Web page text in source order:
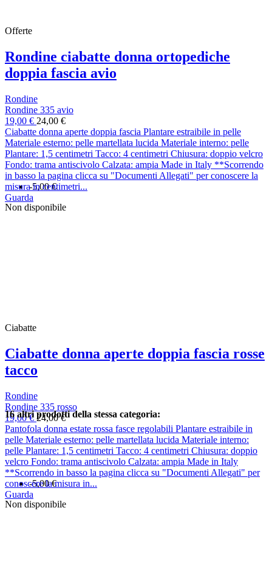
-5,00 €
Non disponibile
Offerte
Rondine ciabatte donna ortopediche
doppia fascia avio
Rondine
Rondine 335 avio
19,00 € 24,00 €
Ciabatte donna aperte doppia fascia Plantare estraibile in pelle
Materiale esterno: pelle martellata lucida Materiale interno: pelle
Plantare: 1,5 centimetri Tacco: 4 centimetri Chiusura: doppio velcro
Fondo: trama antiscivolo Calzata: ampia Made in Italy **Scorrendo
in basso la pagina clicca su "Documenti Allegati" per conoscere la
misura in centimetri...
Guarda
-5,00 €
Non disponibile
Ciabatte
Ciabatte donna aperte doppia fascia rosse
tacco
Rondine
Rondine 335 rosso
19,00 €24,00 €
Pantofola donna estate rossa fasce regolabili Plantare estraibile in
pelle Materiale esterno: pelle martellata lucida Materiale interno:
pelle Plantare: 1,5 centimetri Tacco: 4 centimetri Chiusura: doppio
velcro Fondo: trama antiscivolo Calzata: ampia Made in Italy
**Scorrendo in basso la pagina clicca su "Documenti Allegati" per
conoscere la misura in...
Guarda
16 altri prodotti della stessa categoria: